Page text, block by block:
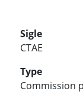
Sigle
CTAE
Type
Commission